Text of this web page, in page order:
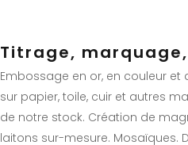
Titrage,
Embossage en or, en couleur et
sur papier, toile, cuir et autres
de notre stock. Création de
laitons sur-mesure. Mosaïques.